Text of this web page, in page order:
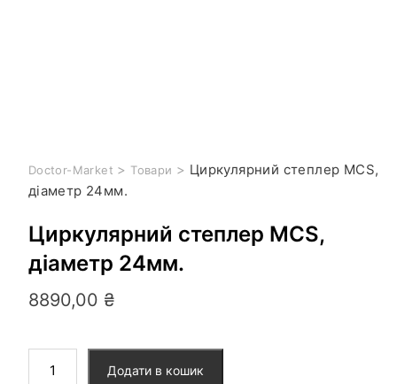
Doctor-Market > Товари > Циркулярний степлер MCS,
діаметр 24мм.
Циркулярний степлер MCS,
діаметр 24мм.
8890,00 ₴
Додати в кошик